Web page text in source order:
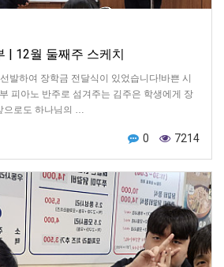
| 12월 둘째주 스케치
발하여 장학금 전달식이 있었습니다!바쁜 시
피아노 반주로 섬겨주는 김주은 학생에게 장
으로도 하나님의 …
0 7214